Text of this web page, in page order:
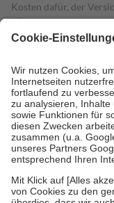
Kosten dafür, der
mit.
Grundsätzlich leisten
höchstens zehn Euro.
Kosten der Leistung zu
Diese Regeln gelten
Bei Heilmitteln und
Zuzahlung zehn
Verordnung.
Um das Engagement
stärken und die
fallenkeine
• Kindern und